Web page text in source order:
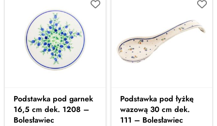
Podstawka pod garnek
16,5 cm dek. 1208 –
Bolesławiec
Podstawka pod łyżkę
wazową 30 cm dek.
111 – Bolesławiec